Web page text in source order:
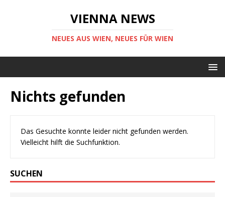
VIENNA NEWS
NEUES AUS WIEN, NEUES FÜR WIEN
Nichts gefunden
Das Gesuchte konnte leider nicht gefunden werden.
Vielleicht hilft die Suchfunktion.
SUCHEN